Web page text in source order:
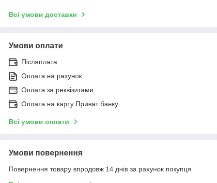
Всі умови доставки
Умови оплати
Післяплата
Оплата на рахунок
Оплата за реквізитами
Оплата на карту Приват банку
Всі умови оплати
Умови повернення
Повернення товару впродовж 14 днів за рахунок покупця